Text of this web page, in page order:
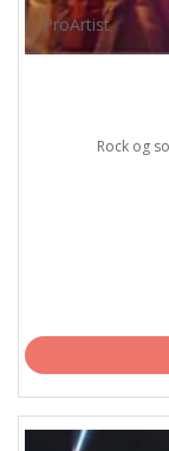
ProArtist
Rock og